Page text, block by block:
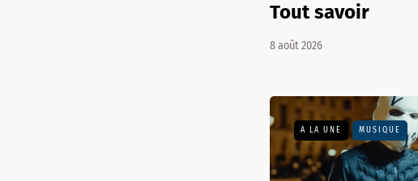
Tout savoir
8 août 2026
A LA UNE MUSIQUE